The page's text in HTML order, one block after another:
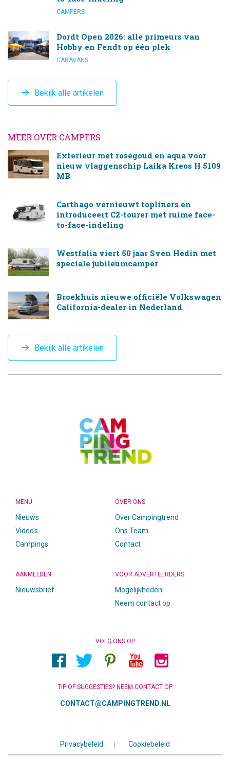
CAMPERS
Dordt Open 2026: alle primeurs van
Hobby en Fendt op één plek
CARAVANS
Bekijk alle artikelen
MEER OVER CAMPERS
Exterieur met roségoud en aqua voor
nieuw vlaggenschip Laika Kreos H 5109
MB
Carthago vernieuwt topliners en
introduceert C2-tourer met ruime face-
to-face-indeling
Westfalia viert 50 jaar Sven Hedin met
speciale jubileumcamper
Broekhuis nieuwe officiële Volkswagen
California-dealer in Nederland
Bekijk alle artikelen
MENU
Nieuws
Video’s
Campings
OVER ONS
Over Campingtrend
Ons Team
Contact
AANMELDEN
Nieuwsbrief
VOOR ADVERTEERDERS
Mogelijkheden
Neem contact op
VOLG ONS OP
TIP OF SUGGESTIES? NEEM CONTACT OP
CONTACT@CAMPINGTREND.NL
Privacybeleid | Cookiebeleid